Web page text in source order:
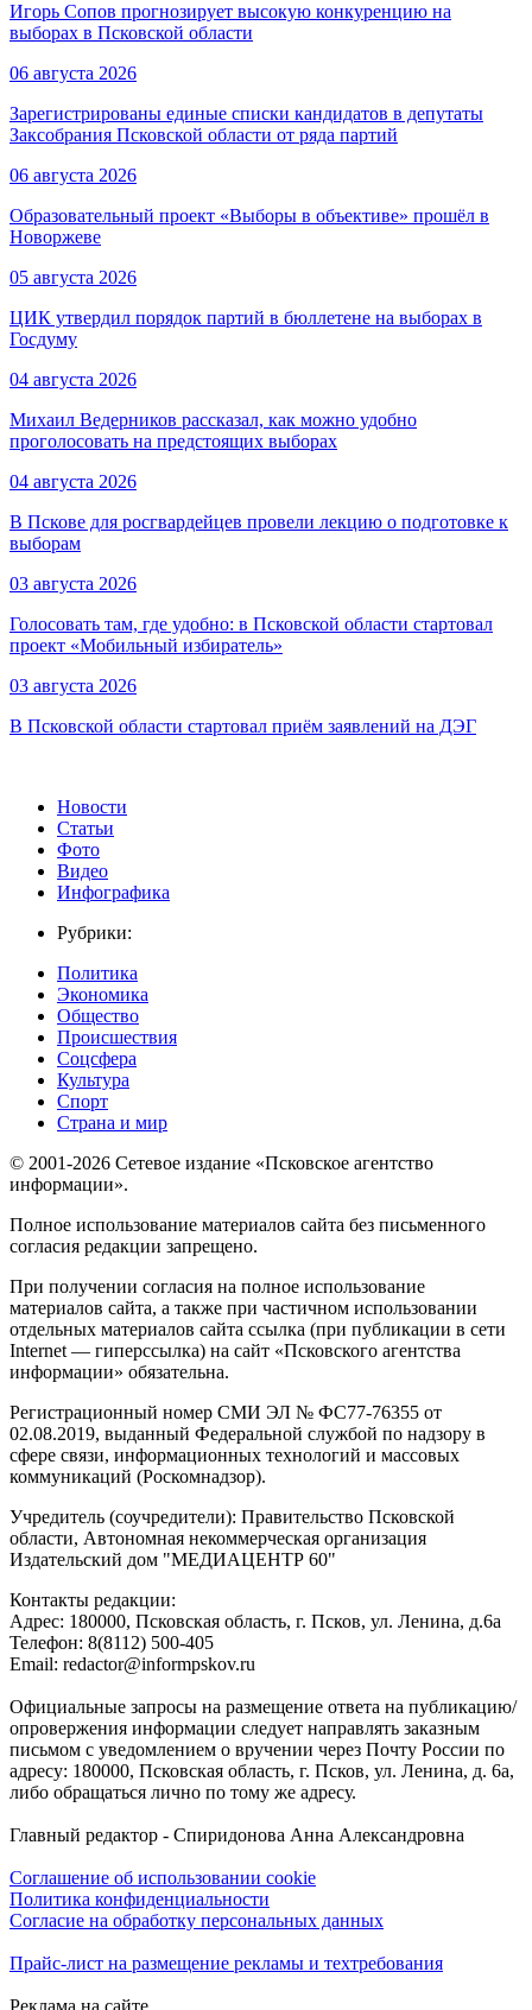
Игорь Сопов прогнозирует высокую конкуренцию на
выборах в Псковской области
06 августа 2026
Зарегистрированы единые списки кандидатов в депутаты
Заксобрания Псковской области от ряда партий
06 августа 2026
Образовательный проект «Выборы в объективе» прошёл в
Новоржеве
05 августа 2026
ЦИК утвердил порядок партий в бюллетене на выборах в
Госдуму
04 августа 2026
Михаил Ведерников рассказал, как можно удобно
проголосовать на предстоящих выборах
04 августа 2026
В Пскове для росгвардейцев провели лекцию о подготовке к
выборам
03 августа 2026
Голосовать там, где удобно: в Псковской области стартовал
проект «Мобильный избиратель»
03 августа 2026
В Псковской области стартовал приём заявлений на ДЭГ
Новости
Статьи
Фото
Видео
Инфографика
Рубрики:
Политика
Экономика
Общество
Происшествия
Соцсфера
Культура
Спорт
Страна и мир
© 2001-2026 Сетевое издание «Псковское агентство
информации».
Полное использование материалов сайта без письменного
согласия редакции запрещено.
При получении согласия на полное использование
материалов сайта, а также при частичном использовании
отдельных материалов сайта ссылка (при публикации в сети
Internet — гиперссылка) на сайт «Псковского агентства
информации» обязательна.
Регистрационный номер СМИ ЭЛ № ФС77-76355 от
02.08.2019, выданный Федеральной службой по надзору в
сфере связи, информационных технологий и массовых
коммуникаций (Роскомнадзор).
Учредитель (соучредители): Правительство Псковской
области, Автономная некоммерческая организация
Издательский дом "МЕДИАЦЕНТР 60"
Контакты редакции:
Адреc: 180000, Псковская область, г. Псков, ул. Ленина, д.6а
Телефон: 8(8112) 500-405
Email: redactor@informpskov.ru
Официальные запросы на размещение ответа на публикацию/
опровержения информации следует направлять заказным
письмом с уведомлением о вручении через Почту России по
адресу: 180000, Псковская область, г. Псков, ул. Ленина, д. 6а,
либо обращаться лично по тому же адресу.
Главный редактор - Спиридонова Анна Александровна
Соглашение об использовании cookie
Политика конфиденциальности
Согласие на обработку персональных данных
Прайс-лист на размещение рекламы и техтребования